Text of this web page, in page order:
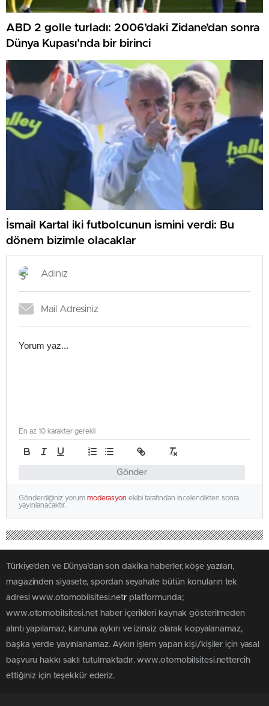
ABD 2 golle turladı: 2006’daki Zidane’dan sonra
Dünya Kupası’nda bir birinci
İsmail Kartal iki futbolcunun ismini verdi: Bu
dönem bizimle olacaklar
Gönder
En az 10 karakter gerekli
Gönderdiğiniz yorum moderasyon ekibi tarafından incelendikten sonra
yayınlanacaktır.
Türkiye'den ve Dünya’dan son dakika haberler, köşe yazıları,
magazinden siyasete, spordan seyahate bütün konuların tek
adresi www.otomobilsitesi.netr platformunda;
www.otomobilsitesi.net haber içerikleri kaynak gösterilmeden
alıntı yapılamaz, kanuna aykırı ve izinsiz olarak kopyalanamaz,
başka yerde yayınlanamaz. Aykırı işlem yapan kişi/kişiler için yasal
başvuru hakkı saklı tutulmaktadır. www.otomobilsitesi.nettercih
ettiğiniz için teşekkür ederiz.